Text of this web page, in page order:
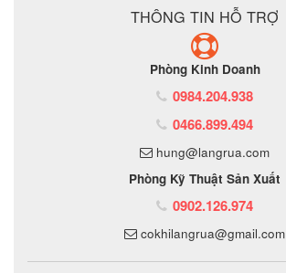
THÔNG TIN HỖ TRỢ
Phòng Kinh Doanh
0984.204.938
0466.899.494
hung@langrua.com
Phòng Kỹ Thuật Sản Xuất
0902.126.974
cokhilangrua@gmail.com